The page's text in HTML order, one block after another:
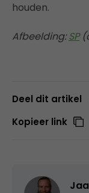
houden.
Afbeelding:SP
Deel dit artikel
Kopieer link